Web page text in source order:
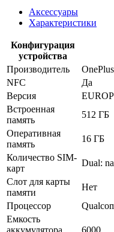
Аксессуары
Характеристики
Конфигурация
устройства
Производитель
OnePlus
NFC
Да
Версия
Встроенная
память
512 ГБ
Оперативная
память
16 ГБ
Количество SIM-
карт
Dual:
Слот для карты
памяти
Нет
Процессор
Емкость